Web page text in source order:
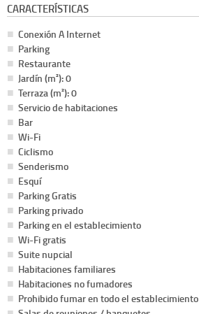
CARACTERÍSTICAS
Conexión A Internet
Parking
Restaurante
Jardín (m²): 0
Terraza (m²): 0
Servicio de habitaciones
Bar
Wi-Fi
Ciclismo
Senderismo
Esquí
Parking Gratis
Parking privado
Parking en el establecimiento
Wi-Fi gratis
Suite nupcial
Habitaciones familiares
Habitaciones no fumadores
Prohibido fumar en todo el establecimiento